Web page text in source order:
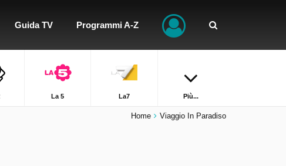
Guida TV Programmi A-Z
La 5 La7 Più...
Home Viaggio In Paradiso